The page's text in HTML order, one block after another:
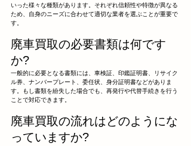
いった様々な種類があります。それぞれ信頼性や特徴が異なる
ため、自身のニーズに合わせて適切な業者を選ぶことが重要で
す。
廃車買取の必要書類は何です
か?
一般的に必要となる書類には、車検証、印鑑証明書、リサイク
ル券、ナンバープレート、委任状、身分証明書などがありま
す。もし書類を紛失した場合でも、再発行や代替手続きを行う
ことで対応できます。
廃車買取の流れはどのようにな
っていますか?